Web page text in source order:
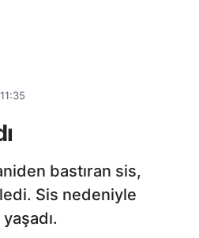
bastıran sis,
Sis nedeniyle